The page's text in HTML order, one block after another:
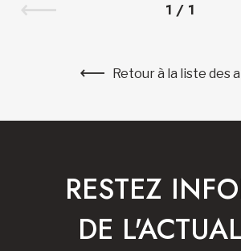
1 / 1
Retour à la liste des
RESTEZ
DE